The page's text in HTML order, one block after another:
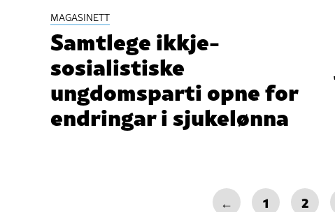
MAGASINETT
Samtlege ikkje-
sosialistiske
ungdomsparti opne for
endringar i sjukelønna
← 1 2